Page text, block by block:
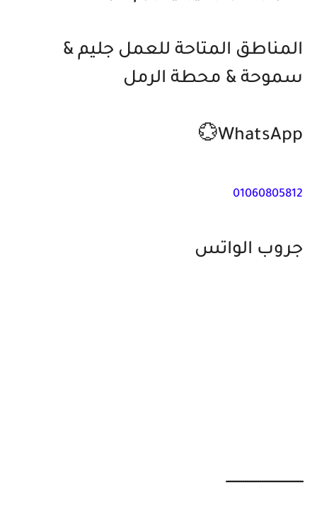
المناطق المتاحة للعمل جليم &
سموحة & محطة الرمل
WhatsApp💮
01060805812
جروب الواتس
ــــــــــــــــــــــــــــــــــــ